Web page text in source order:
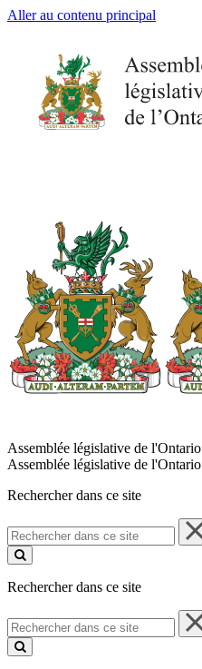
Aller au contenu principal
Assemblée législative de l'Ontario
Assemblée législative de l'Ontario
Rechercher dans ce site
Rechercher
dans
ce
Rechercher dans ce site
Rechercher
dans
ce